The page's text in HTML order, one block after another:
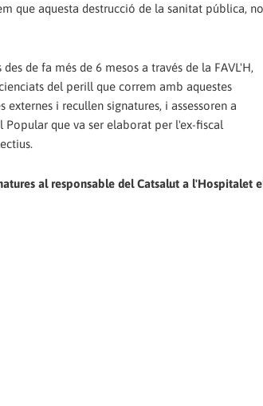
que aquesta destrucció de la sanitat pública, no
des de fa més de 6 mesos a través de la FAVL'H,
del perill que correm amb aquestes
i recullen signatures, i assessoren a
que va ser elaborat per l'ex-fiscal
al responsable del Catsalut a l'Hospitalet